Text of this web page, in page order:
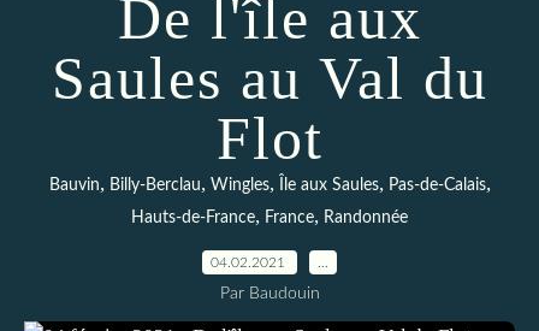
De l'île aux
Saules au Val du
Flot
Bauvin, Billy-Berclau, Wingles, Île aux Saules, Pas-de-Calais,
Hauts-de-France, France, Randonnée
04.02.2021
Par Baudouin